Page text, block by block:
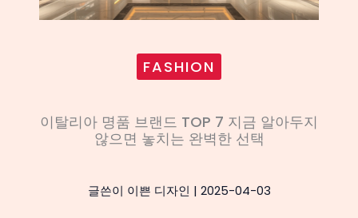
FASHION
이탈리아 명품 브랜드 TOP 7 지금 알아두지
않으면 놓치는 완벽한 선택
글쓴이 이쁜 디자인 | 2025-04-03